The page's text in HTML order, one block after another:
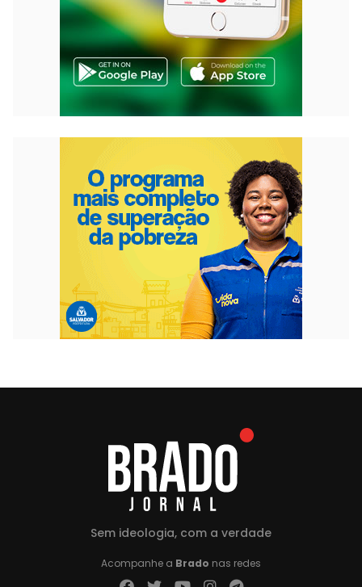
Sem ideologia, com a verdade
Acompanhe a Brado nas redes